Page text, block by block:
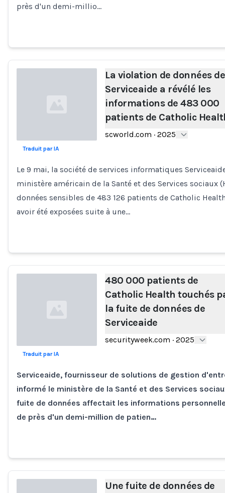
près d'un demi-millio…
La violation de données de
Serviceaide a révélé les
informations de 483 000
patients de Catholic
scworld.com · 2025
Traduit par IA
Le 9 mai, la société de services informatiques
ministère américain de la Santé et des Services sociaux
données sensibles de 483 126 patients de Catholic
avoir été exposées suite à une…
480 000 patients de
Catholic Health touchés
la fuite de données de
Serviceaide
securityweek.com · 2025
Traduit par IA
Serviceaide, fournisseur de solutions de gestion
informé le ministère de la Santé et des Services
fuite de données affectait les informations
de près d'un demi-million de patien…
Une fuite de données de